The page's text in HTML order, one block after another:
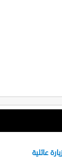
عائلية